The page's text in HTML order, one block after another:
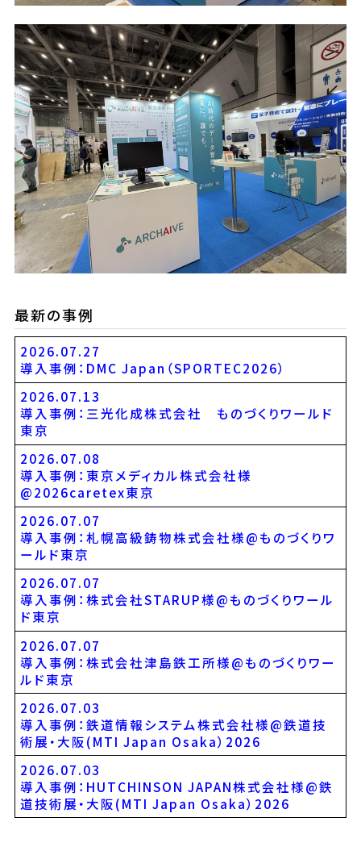
最新の事例
2026.07.27
導入事例：DMC Japan（SPORTEC2026）
2026.07.13
導入事例：三光化成株式会社 ものづくりワールド
東京
2026.07.08
導入事例：東京メディカル株式会社様
@2026caretex東京
2026.07.07
導入事例：札幌高級鋳物株式会社様@ものづくりワ
ールド東京
2026.07.07
導入事例：株式会社STARUP様@ものづくりワール
ド東京
2026.07.07
導入事例：株式会社津島鉄工所様@ものづくりワー
ルド東京
2026.07.03
導入事例：鉄道情報システム株式会社様@鉄道技
術展・大阪(MTI Japan Osaka）2026
2026.07.03
導入事例：HUTCHINSON JAPAN株式会社様@鉄
道技術展・大阪(MTI Japan Osaka）2026